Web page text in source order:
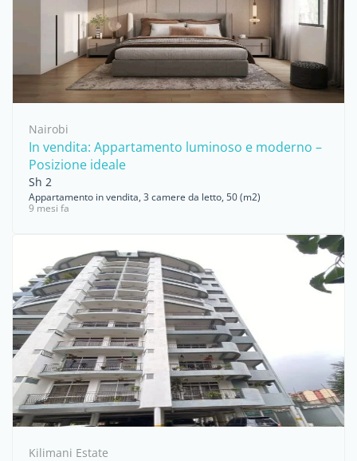
Nairobi
In vendita: Appartamento luminoso e moderno –
Posizione ideale
Sh 2
Appartamento in vendita, 3 camere da letto, 50 (m2)
9 mesi fa
Kilimani Estate